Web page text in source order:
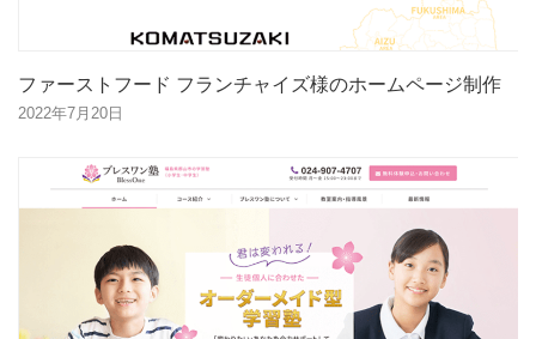
ファーストフード フランチャイズ様のホームページ制作
2022年7月20日